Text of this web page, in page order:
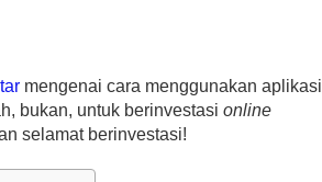
mengenai cara menggunakan aplikasi
bukan, untuk berinvestasi online
selamat berinvestasi!